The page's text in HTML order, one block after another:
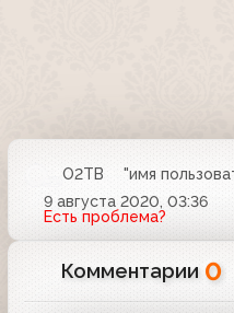
О2ТВ "имя
9 августа 2020, 03:36
Есть проблема?
Комментарии 0